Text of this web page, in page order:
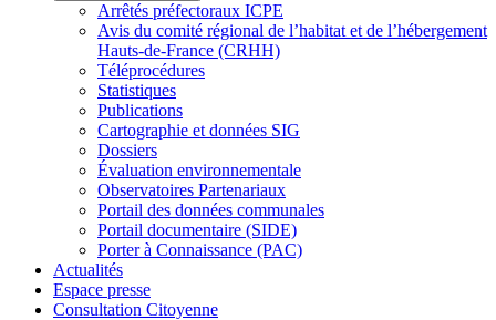
Arrêtés préfectoraux ICPE
Avis du comité régional de l’habitat et de l’hébergement
Hauts-de-France (CRHH)
Téléprocédures
Statistiques
Publications
Cartographie et données SIG
Dossiers
Évaluation environnementale
Observatoires Partenariaux
Portail des données communales
Portail documentaire (SIDE)
Porter à Connaissance (PAC)
Actualités
Espace presse
Consultation Citoyenne